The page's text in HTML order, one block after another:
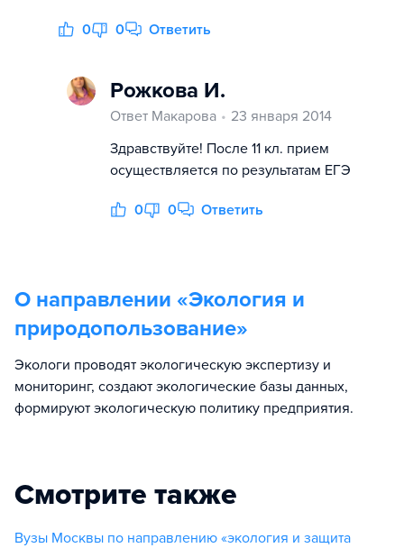
0 0 Ответить
Рожкова И.
Ответ Макарова
23 января 2014
Здравствуйте! После 11 кл. прием
осуществляется по результатам ЕГЭ
0 0 Ответить
О направлении «Экология и
природопользование»
Экологи проводят экологическую экспертизу и
мониторинг, создают экологические базы данных,
формируют экологическую политику предприятия.
Смотрите также
Вузы Москвы по направлению «экология и защита